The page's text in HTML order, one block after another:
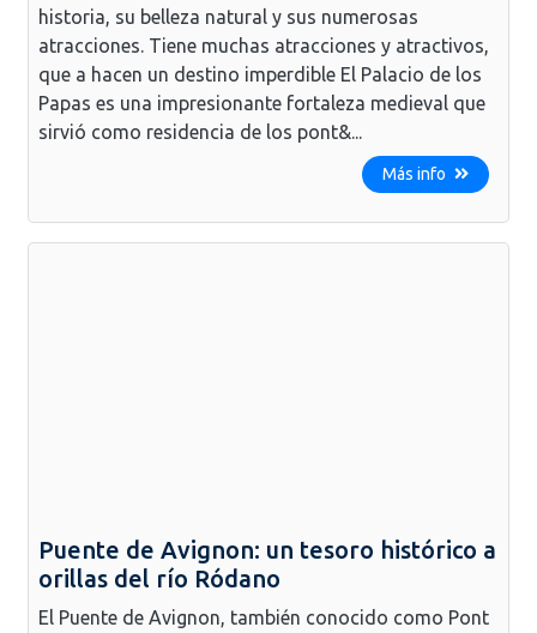
historia, su belleza natural y sus numerosas
atracciones. Tiene muchas atracciones y atractivos,
que a hacen un destino imperdible El Palacio de los
Papas es una impresionante fortaleza medieval que
sirvió como residencia de los pont&...
Más info
Puente de Avignon: un tesoro histórico a
orillas del río Ródano
El Puente de Avignon, también conocido como Pont